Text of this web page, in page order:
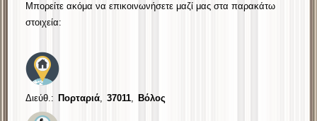
Μπορείτε ακόμα να επικοινωνήσετε μαζί μας στα παρακάτω
στοιχεία:
Διεύθ.: Πορταριά,37011, Βόλος